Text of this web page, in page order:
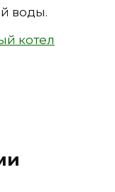
воды.
котел